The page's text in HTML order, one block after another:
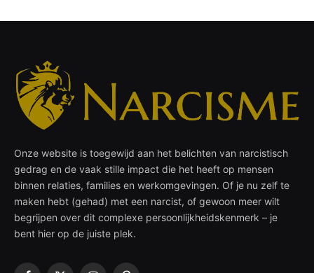
Onze website is toegewijd aan het belichten van narcistisch
gedrag en de vaak stille impact die het heeft op mensen
binnen relaties, families en werkomgevingen. Of je nu zelf te
maken hebt (gehad) met een narcist, of gewoon meer wilt
begrijpen over dit complexe persoonlijkheidskenmerk – je
bent hier op de juiste plek.